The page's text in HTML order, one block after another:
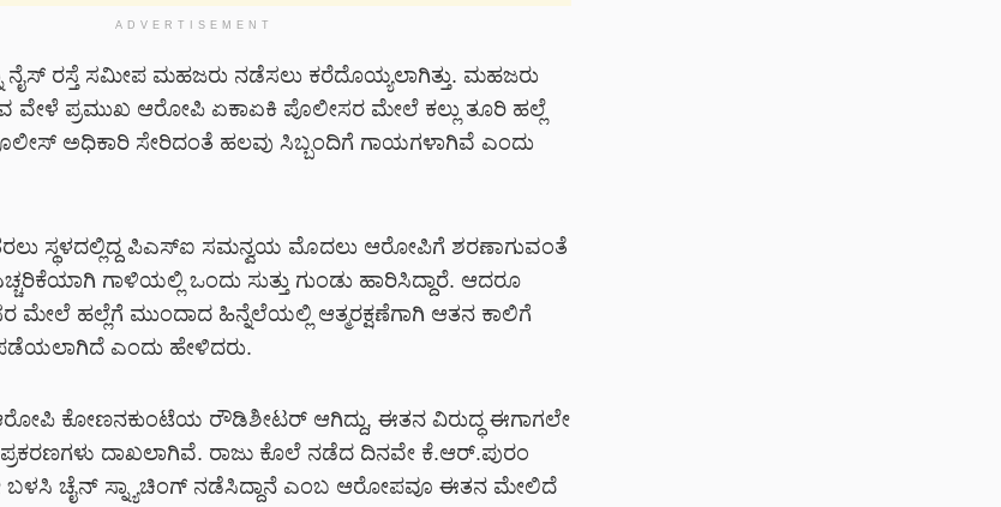
ADVERTISEMENT
ರಸ್ತೆ ಸಮೀಪ ಮಹಜರು ನಡೆಸಲು ಕರೆದೊಯ್ಯಲಾಗಿತ್ತು. ಮಹಜರು
ವೇಳೆ ಪ್ರಮುಖ ಆರೋಪಿ ಏಕಾಏಕಿ ಪೊಲೀಸರ ಮೇಲೆ ಕಲ್ಲು ತೂರಿ ಹಲ್ಲೆ
ಅಧಿಕಾರಿ ಸೇರಿದಂತೆ ಹಲವು ಸಿಬ್ಬಂದಿಗೆ ಗಾಯಗಳಾಗಿವೆ ಎಂದು
ಸ್ಥಳದಲ್ಲಿದ್ದ ಪಿಎಸ್‌ಐ ಸಮನ್ವಯ ಮೊದಲು ಆರೋಪಿಗೆ ಶರಣಾಗುವಂತೆ
ಗಾಳಿಯಲ್ಲಿ ಒಂದು ಸುತ್ತು ಗುಂಡು ಹಾರಿಸಿದ್ದಾರೆ. ಆದರೂ
ಮೇಲೆ ಹಲ್ಲೆಗೆ ಮುಂದಾದ ಹಿನ್ನೆಲೆಯಲ್ಲಿ ಆತ್ಮರಕ್ಷಣೆಗಾಗಿ ಆತನ ಕಾಲಿಗೆ
ಪಡೆಯಲಾಗಿದೆ ಎಂದು ಹೇಳಿದರು.
ಕೋಣನಕುಂಟೆಯ ರೌಡಿಶೀಟರ್ ಆಗಿದ್ದು, ಈತನ ವಿರುದ್ಧ ಈಗಾಗಲೇ
ಪ್ರಕರಣಗಳು ದಾಖಲಾಗಿವೆ. ರಾಜು ಕೊಲೆ ನಡೆದ ದಿನವೇ ಕೆ.ಆರ್.ಪುರಂ
ಬಳಸಿ ಚೈನ್ ಸ್ನ್ಯಾಚಿಂಗ್ ನಡೆಸಿದ್ದಾನೆ ಎಂಬ ಆರೋಪವೂ ಈತನ ಮೇಲಿದೆ